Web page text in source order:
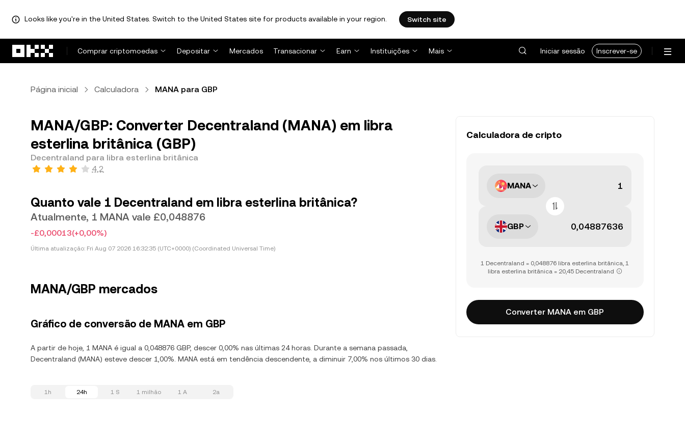
Looks like you're in the United States. Switch to the United States site for products available in your region. Switch site
Comprar criptomoedas
Depositar Mercados Transacionar Earn Instituições Mais Iniciar sessão Inscrever-se
Página inicial Calculadora MANA para GBP
MANA/GBP: Converter Decentraland (MANA) em libra
esterlina britânica (GBP)
Decentraland para libra esterlina britânica
4,2
Quanto vale 1 Decentraland em libra esterlina britânica?
Atualmente, 1 MANA vale £0,048876
-£0,00013(+0,00%)
Última atualização: Fri Aug 07 2026 16:32:35 (UTC+0000) (Coordinated Universal Time)
MANA/GBP mercados
Gráfico de conversão de MANA em GBP
A partir de hoje, 1 MANA é igual a 0,048876 GBP, descer 0,00% nas últimas 24 horas. Durante a semana passada,
Decentraland (MANA) esteve descer 1,00%. MANA está em tendência descendente, a diminuir 7,00% nos últimos 30 dias.
1h 24h 1 S 1 milhão 1 A 2a
Calculadora de cripto
MANA
GBP
1 Decentraland = 0,048876 libra esterlina britânica, 1
libra esterlina britânica = 20,45 Decentraland
Converter MANA em GBP